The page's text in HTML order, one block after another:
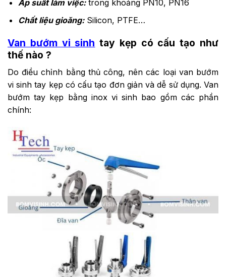
Áp suất làm việc:trong khoảng PN10, PN16
Chất liệu gioăng:Silicon, PTFE…
Van bướm vi sinh tay kẹp có cấu tạo như
thế nào ?
Do điều chỉnh bằng thủ công, nên các loại van bướm
vi sinh tay kẹp có cấu tạo đơn giản và dễ sử dụng. Van
bướm tay kẹp bằng inox vi sinh bao gồm các phần
chính: